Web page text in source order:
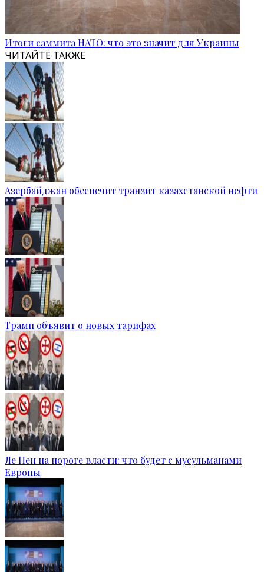
Итоги саммита НАТО: что это значит для Украины
ЧИТАЙТЕ ТАКЖЕ
Азербайджан обеспечит транзит казахстанской нефти
Трамп объявит о новых тарифах
Ле Пен на пороге власти: что будет с мусульманами
Европы